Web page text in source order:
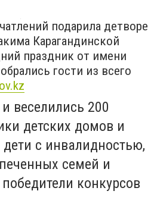
подарила детворе
Карагандинской
праздник от имени
гости из всего
веселились 200
детских домов и
с инвалидностью,
семей и
конкурсов